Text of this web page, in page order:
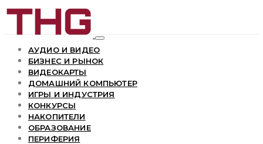
АУДИО И ВИДЕО
БИЗНЕС И РЫНОК
ВИДЕОКАРТЫ
ДОМАШНИЙ КОМПЬЮТЕР
ИГРЫ И ИНДУСТРИЯ
КОНКУРСЫ
НАКОПИТЕЛИ
ОБРАЗОВАНИЕ
ПЕРИФЕРИЯ